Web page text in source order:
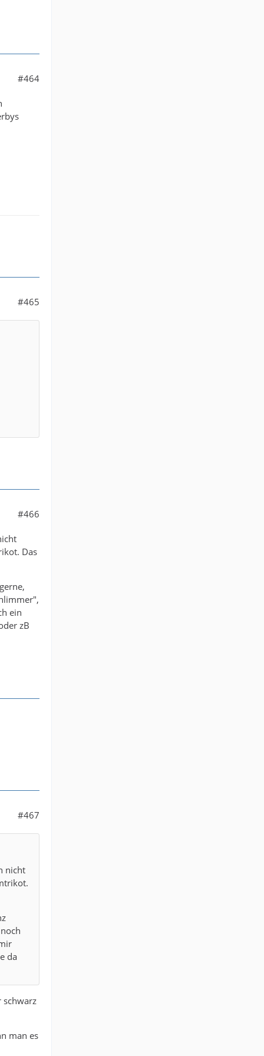
#464
#465
#466
Das
ein
zB
#467
nicht
da
schwarz
man es